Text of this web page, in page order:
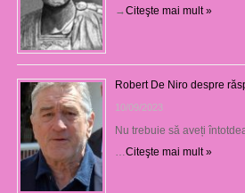
→Citeşte mai mult »
Robert De Niro despre
10/09/2023
Nu trebuie să aveți
Citeşte mai mult »